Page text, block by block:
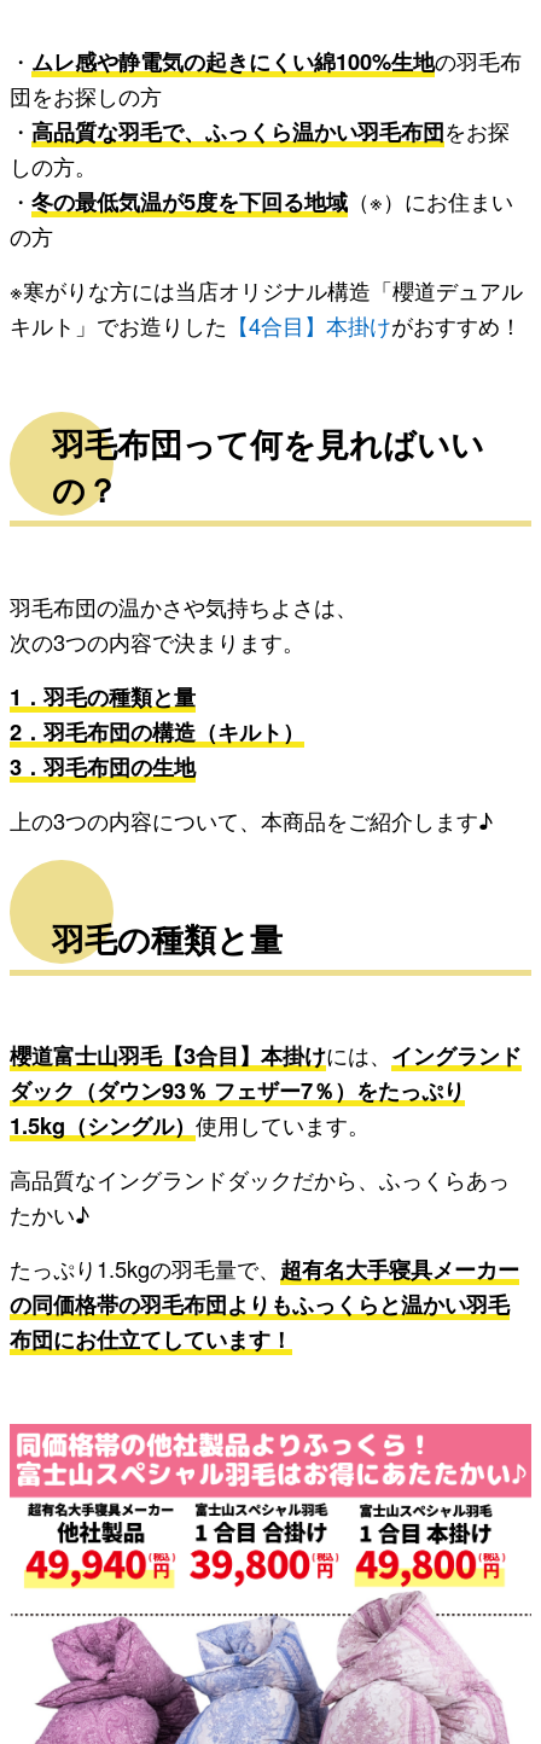
・ ムレ感や静電気の起きにくい綿100%生地の羽毛布
団をお探しの方
・高品質な羽毛で、ふっくら温かい羽毛布団をお探
しの方。
・冬の最低気温が5度を下回る地域 （※）にお住まい
の方
※寒がりな方には当店オリジナル構造「櫻道デュアル
キルト」でお造りした 【4合目】本掛けがおすすめ！
羽毛布団って何を見ればいい
の？
羽毛布団の温かさや気持ちよさは、
次の3つの内容で決まります。
1．羽毛の種類と量
2．羽毛布団の構造（キルト）
3．羽毛布団の生地
上の3つの内容について、本商品をご紹介します♪
羽毛の種類と量
櫻道富士山羽毛【3合目】本掛けには、 イングランド
ダック（ダウン93％ フェザー7％）をたっぷり
1.5kg（シングル）使用しています。
高品質なイングランドダックだから、ふっくらあっ
たかい♪
たっぷり1.5kgの羽毛量で、 超有名大手寝具メーカー
の同価格帯の羽毛布団よりもふっくらと温かい羽毛
布団にお仕立てしています！